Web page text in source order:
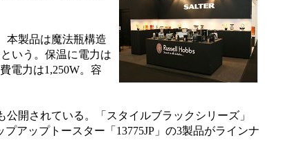
本製品は魔法瓶構造
いう。保温に電力は
電力は1,250W。容
開されている。「スタイルブラックシリーズ」
アップトースター「13775JP」の3製品がラインナ